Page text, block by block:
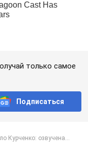
только самое
Подписаться
Курченко: озвучена...